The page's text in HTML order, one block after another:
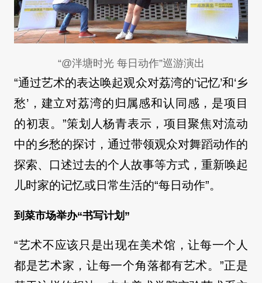
“@泮塘时光 每日动作”巡游演出
“通过艺术的表达唤起观众对荔湾的‘记忆’和‘乡
愁’，建立对荔湾的归属感和认同感，是项目
的初衷。”策划人杨青表示，项目聚焦对流动
中的乡愁的探讨，通过带领观众对舞蹈动作的
探索、口述过去的个人故事等方式，重新唤起
儿时家的记忆或日常生活的“每日动作”。
到菜市场举办“书写计划”
“艺术不应该只是出现在美术馆，让每一个人
都是艺术家，让每一个角落都有艺术。”正是